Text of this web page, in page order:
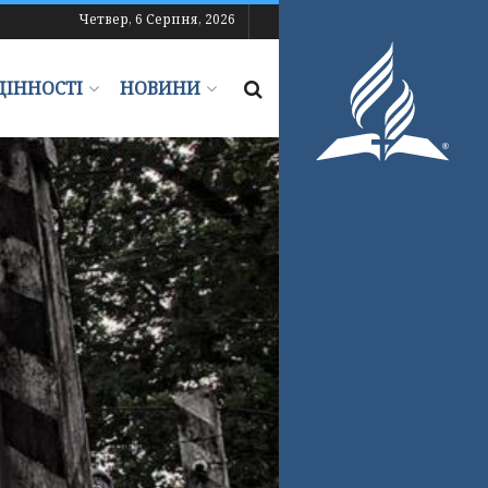
Четвер, 6 Серпня, 2026
НОВИНИ